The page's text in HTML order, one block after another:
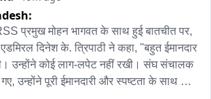
हैं। आपका तुरंत दखल राज्य की आजीविका बचाने
रखने के लिए बहुत जरूरी है。
इंडस्ट्रीज से 1376 किलोग्राम और बिरनो के
किलोग्राम आटा जब्त किया गया
गुणवत्ता और खाद्य सुरक्षा मानकों की गहन जांच
प्रमुख मोहन भागवत के साथ हुई बातचीत पर,
दिनेश के. त्रिपाठी ने कहा, "बहुत ईमानदार
उन्होंने कोई लाग-लपेट नहीं रखी। संघ संचालक
उन्होंने पूरी ईमानदारी और स्पष्टता के साथ